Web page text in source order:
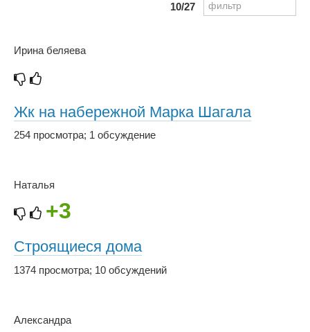
10/27
Ирина беляева
Жк на набережной Марка Шагала
254 просмотра; 1 обсуждение
Наталья
+3
Строящиеся дома
1374 просмотра; 10 обсуждений
Александра